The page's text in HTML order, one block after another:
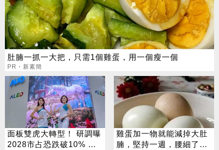
肚腩一抓一大把，只需1個雞蛋，用一個瘦一個
PR・新素簡
面板雙虎大轉型！ 研調曝
2028市占恐跌破10% 拚
雞蛋加一物就能減掉大肚
腩，堅持一週，腰細了，